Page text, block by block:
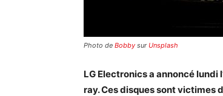
Photo de Bobby sur Unsplash
LG Electronics a annoncé
ray. Ces disques sont victimes